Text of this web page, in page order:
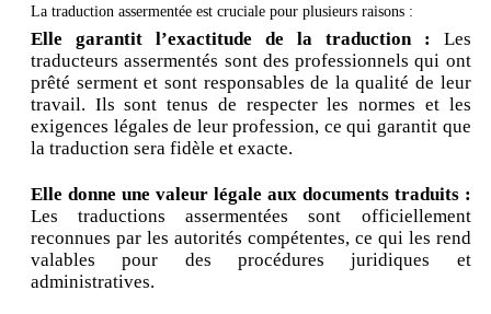
La traduction assermentée est cruciale pour plusieurs raisons :
Elle garantit l’exactitude de la traduction : Les
traducteurs assermentés sont des professionnels qui ont
prêté serment et sont responsables de la qualité de leur
travail. Ils sont tenus de respecter les normes et les
exigences légales de leur profession, ce qui garantit que
la traduction sera fidèle et exacte.
Elle donne une valeur légale aux documents traduits :
Les traductions assermentées sont officiellement
reconnues par les autorités compétentes, ce qui les rend
valables pour des procédures juridiques et
administratives.